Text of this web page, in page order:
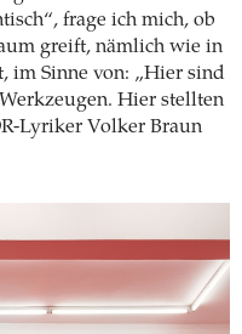
frage ich mich, ob
greift, nämlich wie in
im Sinne von: „Hier sind
Hier stellten
Lyriker Volker Braun